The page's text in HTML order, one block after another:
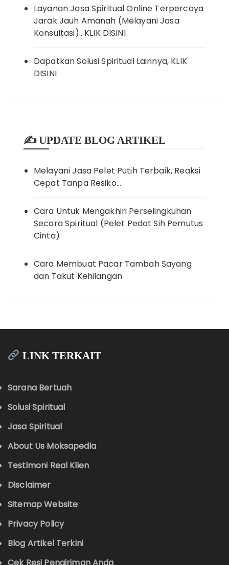
Layanan Jasa Spiritual Online Terpercaya
Jarak Jauh Amanah (Melayani Jasa
Konsultasi).. KLIK DISINI
Dapatkan Solusi Spiritual Lainnya, KLIK
DISINI
✍️ UPDATE BLOG ARTIKEL
Melayani Jasa Pelet Putih Terbaik, Reaksi
Cepat Tanpa Resiko…
Cara Untuk Mengakhiri Perselingkuhan
Secara Spiritual (Pelet Pedot Sih Pemutus
Cinta)
Cara Membuat Pacar Tambah Sayang
dan Takut Kehilangan
LINK TERKAIT
Sarana Bertuah
Solusi Spiritual
Jasa Spiritual
About Us Moksapedia
Testimoni Real Klien
Disclaimer
Sitemap Website
Privacy Policy
Blog Artikel Terkini